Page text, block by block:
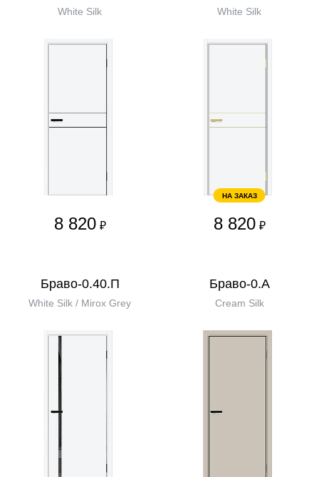
White Silk
8 820 ₽
White Silk
НА ЗАКАЗ
8 820 ₽
Браво-0.40.П
White Silk / Mirox Grey
Браво-0.А
Cream Silk